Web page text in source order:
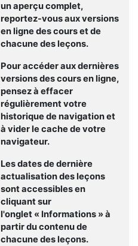
un aperçu complet,
reportez-vous aux versions
en ligne des cours et de
chacune des leçons.
Pour accéder aux dernières
versions des cours en ligne,
pensez à effacer
régulièrement votre
historique de navigation et
à vider le cache de votre
navigateur.
Les dates de dernière
actualisation des leçons
sont accessibles en
cliquant sur
l'onglet « Informations »à
partir du contenu de
chacune des leçons.